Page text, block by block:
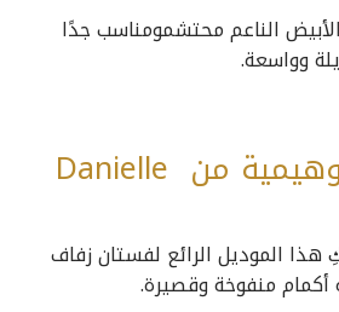
الناعم محتشمومناسب جدًا
وواسعة.
فستان زفاف بوهيمية من Danielle
هذا الموديل الرائع لفستان زفاف
منفوخة وقصيرة.